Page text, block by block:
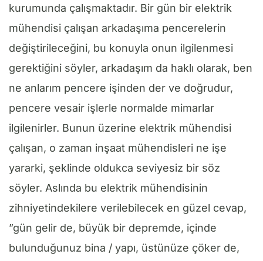
kurumunda çalışmaktadır. Bir gün bir elektrik
mühendisi çalışan arkadaşıma pencerelerin
değiştirileceğini, bu konuyla onun ilgilenmesi
gerektiğini söyler, arkadaşım da haklı olarak, ben
ne anlarım pencere işinden der ve doğrudur,
pencere vesair işlerle normalde mimarlar
ilgilenirler. Bunun üzerine elektrik mühendisi
çalışan, o zaman inşaat mühendisleri ne işe
yararki, şeklinde oldukca seviyesiz bir söz
söyler. Aslında bu elektrik mühendisinin
zihniyetindekilere verilebilecek en güzel cevap,
”gün gelir de, büyük bir depremde, içinde
bulunduğunuz bina / yapı, üstünüze çöker de,